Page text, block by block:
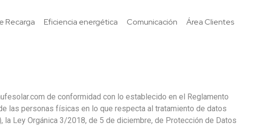
Recarga Eficiencia energética Comunicación Área Clientes
de conformidad con lo establecido en el Reglamento
las personas físicas en lo que respecta al tratamiento de datos
Ley Orgánica 3/2018, de 5 de diciembre, de Protección de Datos